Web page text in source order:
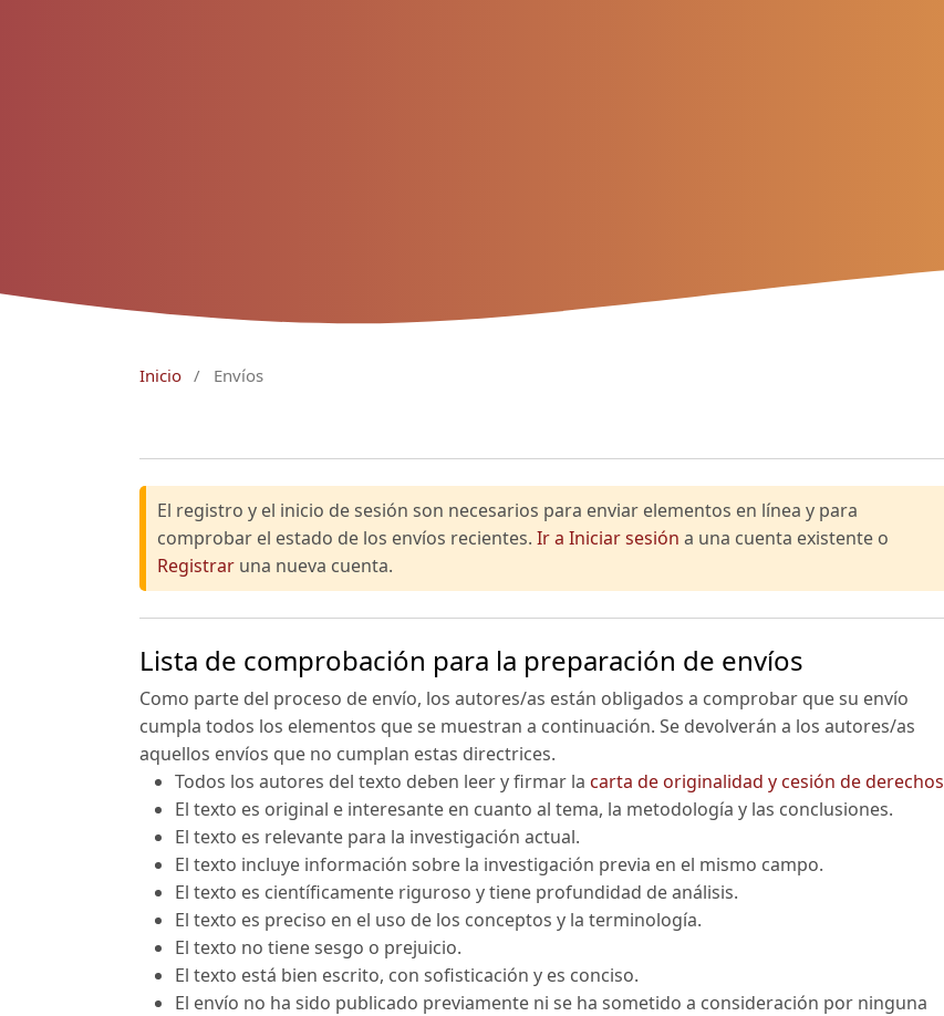
Inicio / Envíos
El registro y el inicio de sesión son necesarios para enviar elementos en línea y para
comprobar el estado de los envíos recientes. Ir a Iniciar sesión a una cuenta existente o
Registrar una nueva cuenta.
Lista de comprobación para la preparación de envíos
Como parte del proceso de envío, los autores/as están obligados a comprobar que su envío
cumpla todos los elementos que se muestran a continuación. Se devolverán a los autores/as
aquellos envíos que no cumplan estas directrices.
Todos los autores del texto deben leer y firmar la carta de originalidad y cesión de derechos
El texto es original e interesante en cuanto al tema, la metodología y las conclusiones.
El texto es relevante para la investigación actual.
El texto incluye información sobre la investigación previa en el mismo campo.
El texto es científicamente riguroso y tiene profundidad de análisis.
El texto es preciso en el uso de los conceptos y la terminología.
El texto no tiene sesgo o prejuicio.
El texto está bien escrito, con sofisticación y es conciso.
El envío no ha sido publicado previamente ni se ha sometido a consideración por ninguna